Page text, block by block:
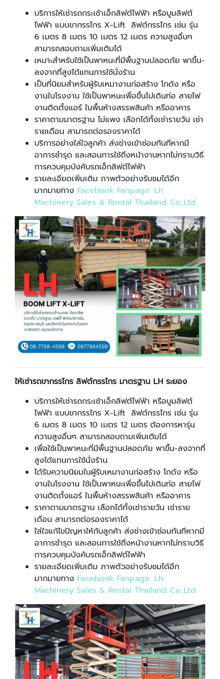
บริการให้เช่ารถกระเช้าเอ็กลิฟต์ไฟฟ้า หรือบูมลิฟต์
ไฟฟ้า แบบขากรรไกร X-Lift ลิฟต์กรรไกร เช่น รุ่น
6 เมตร 8 เมตร 10 เมตร 12 เมตร ความสูงอื่นๆ
สามารถสอบถามเพิ่มเติมได้
เหมาะสำหรับใช้เป็นพาหนะที่มีพื้นฐานปลอดภัย พาขึ้น-
ลงจากที่สูงได้แทนการใช้นั่งร้าน
เป็นที่นิยมสำหรับผู้รับเหมางานก่อสร้าง โกดัง หรือ
งานในโรงงาน ใช้เป็นพาหนะเพื่อขึ้นไปเดินท่อ สายไฟ
งานติดตั้งแอร์ ในพื้นห้างสรรพสินค้า หรืออาคาร
ราคาตามมาตรฐาน ไม่แพง เลือกได้ทั้งเช่ารายวัน เช่า
รายเดือน สามารถต่อรองราคาได้
บริการอย่างใส่ใจลูกค้า ส่งช่างเข้าซ่อมทันทีหากมี
อาการชำรุด และสอนการใช้ถึงหน้างานหากไม่ทราบวิธี
การควบคุมบังคับรถเอ็กลิฟต์ไฟฟ้า
รายละเอียดเพิ่มเติม ภาพตัวอย่างรับชมได้อีก
มากมายทาง Facebook Fanpage: Lh
Machinery Sales & Rental Thailand Co.,Ltd.
ให้เช่ารถขากรรไกร ลิฟต์กรรไกร มาตรฐาน LH ระยอง
บริการให้เช่ารถกระเช้าเอ็กลิฟต์ไฟฟ้า หรือบูมลิฟต์
ไฟฟ้า แบบขากรรไกร X-Lift ลิฟต์กรรไกร เช่น รุ่น
6 เมตร 8 เมตร 10 เมตร 12 เมตร ต้องการหารุ่น
ความสูงอื่นๆ สามารถสอบถามเพิ่มเติมได้
เพื่อใช้เป็นพาหนะที่มีพื้นฐานปลอดภัย พาขึ้น-ลงจากที่
สูงได้แทนการใช้นั่งร้าน
ได้รับความนิยมในผู้รับเหมางานก่อสร้าง โกดัง หรือ
งานในโรงงาน ใช้เป็นพาหนะเพื่อขึ้นไปเดินท่อ สายไฟ
งานติดตั้งแอร์ ในพื้นห้างสรรพสินค้า หรืออาคาร
ราคาตามมาตรฐาน เลือกได้ทั้งเช่ารายวัน เช่าราย
เดือน สามารถต่อรองราคาได้
ใส่ใจแก้ไขปัญหาให้กับลูกค้า ส่งช่างเข้าซ่อมทันทีหากมี
อาการชำรุด และสอนการใช้ถึงหน้างานหากไม่ทราบวิธี
การควบคุมบังคับรถเอ็กลิฟต์ไฟฟ้า
รายละเอียดเพิ่มเติม ภาพตัวอย่างรับชมได้อีก
มากมายทาง Facebook Fanpage: Lh
Machinery Sales & Rental Thailand Co.,Ltd.